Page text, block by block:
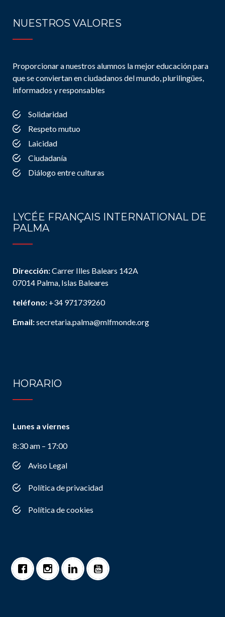
NUESTROS VALORES
Proporcionar a nuestros alumnos la mejor educación para
que se conviertan en ciudadanos del mundo, plurilingües,
informados y responsables
Solidaridad
Respeto mutuo
Laicidad
Ciudadanía
Diálogo entre culturas
LYCÉE FRANÇAIS INTERNATIONAL DE
PALMA
Dirección:Carrer Illes Balears 142A
07014 Palma, Islas Baleares
teléfono: +34 971739260
Email:secretaria.palma@mlfmonde.org
HORARIO
Lunes a viernes
8:30 am – 17:00
Aviso Legal
Política de privacidad
Política de cookies